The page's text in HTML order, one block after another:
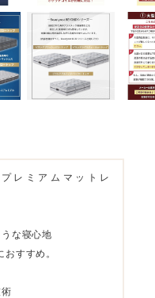
レミアムマットレ
な寝心地
すすめ。